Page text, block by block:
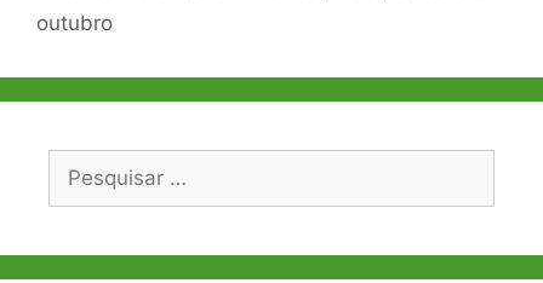
outubro
Pesquisar